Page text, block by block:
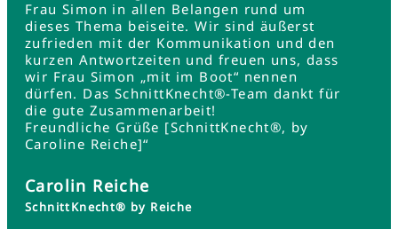
Frau Simon in allen Belangen rund um
dieses Thema beiseite. Wir sind äußerst
zufrieden mit der Kommunikation und den
kurzen Antwortzeiten und freuen uns, dass
wir Frau Simon „mit im Boot“ nennen
dürfen. Das SchnittKnecht®-Team dankt für
die gute Zusammenarbeit!
Freundliche Grüße [SchnittKnecht®, by
Caroline Reiche]“
Carolin Reiche
SchnittKnecht® by Reiche